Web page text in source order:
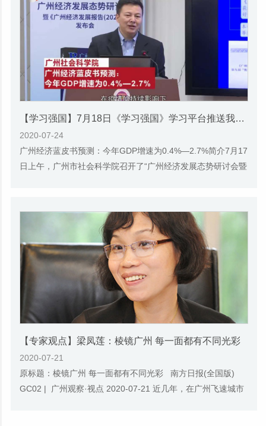
【学习强国】7月18日《学习强国》学习平台推送我院《广州经济发展报告（2020）》新闻发布会的视频报道
2020-07-24
广州经济蓝皮书预测：今年GDP增速为0.4%—2.7%简介7月17
日上午，广州市社会科学院召开了“广州经济发展态势研讨会暨
【专家观点】梁凤莲：棱镜广州 每一面都有不同光彩
2020-07-21
原标题：棱镜广州 每一面都有不同光彩 南方日报(全国版)
GC02 | 广州观察·视点 2020-07-21 近几年，在广州飞速城市